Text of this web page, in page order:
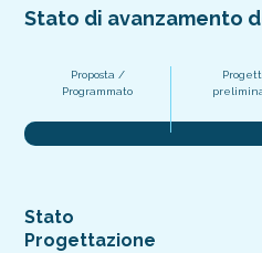
Stato di avanzamento
Proposta /
Programmato
Stato
Progettazione